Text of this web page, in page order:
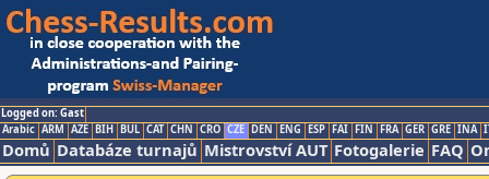
Logged on: Gast
Arabic ARM AZE BIH BUL CAT CHN CRO CZE DEN ENG ESP FAI FIN FRA GER GRE INA
Domů Databáze turnajů Mistrovství AUT Fotogalerie FAQ